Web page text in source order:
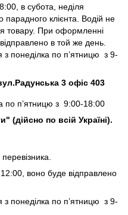
в субота, неділя
парадного клієнта. Водій не
товару. При оформленні
в той же день.
понеділка по п’ятницю з 9-
3 офіс 403
по п’ятницю з 9:00-18:00
(дійсно по всій Україні).
воно буде відправлено
понеділка по п’ятницю з 9-